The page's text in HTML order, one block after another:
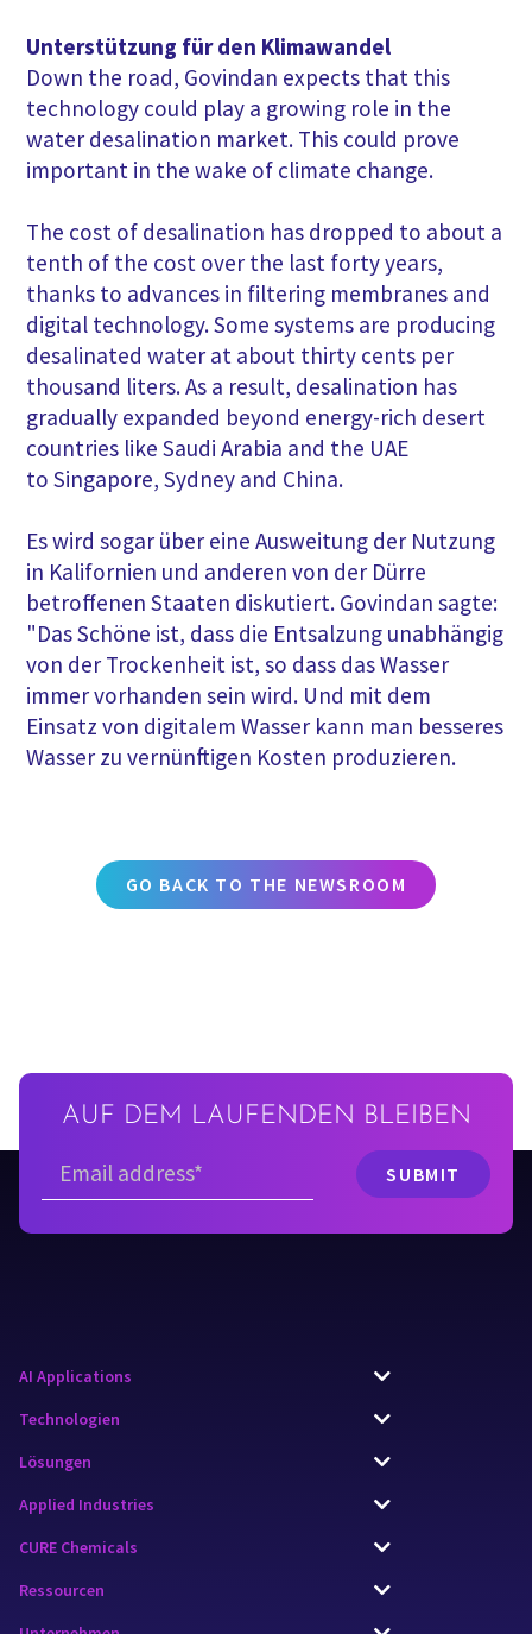
Unterstützung für den Klimawandel
Down the road, Govindan expects that this
technology could play a growing role in the
water desalination market. This could prove
important in the wake of climate change.
The cost of desalination has dropped to about a
tenth of the cost over the last forty years,
thanks to advances in filtering membranes and
digital technology. Some systems are producing
desalinated water at about thirty cents per
thousand liters. As a result, desalination has
gradually expanded beyond energy-rich desert
countries like Saudi Arabia and the UAE
to Singapore, Sydney and China.
Es wird sogar über eine Ausweitung der Nutzung
in Kalifornien und anderen von der Dürre
betroffenen Staaten diskutiert. Govindan sagte:
"Das Schöne ist, dass die Entsalzung unabhängig
von der Trockenheit ist, so dass das Wasser
immer vorhanden sein wird. Und mit dem
Einsatz von digitalem Wasser kann man besseres
Wasser zu vernünftigen Kosten produzieren.
GO BACK TO THE NEWSROOM
AUF DEM LAUFENDEN BLEIBEN
AI Applications
Technologien
Lösungen
Applied Industries
CURE Chemicals
Ressourcen